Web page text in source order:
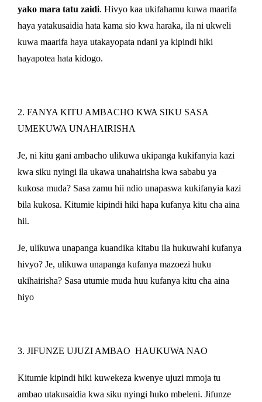
yako mara tatu zaidi. Hivyo kaa ukifahamu kuwa maarifa
haya yatakusaidia hata kama sio kwa haraka, ila ni ukweli
kuwa maarifa haya utakayopata ndani ya kipindi hiki
hayapotea hata kidogo.
2. FANYA KITU AMBACHO KWA SIKU SASA
UMEKUWA UNAHAIRISHA
Je, ni kitu gani ambacho ulikuwa ukipanga kukifanyia kazi
kwa siku nyingi ila ukawa unahairisha kwa sababu ya
kukosa muda? Sasa zamu hii ndio unapaswa kukifanyia kazi
bila kukosa. Kitumie kipindi hiki hapa kufanya kitu cha aina
hii.
Je, ulikuwa unapanga kuandika kitabu ila hukuwahi kufanya
hivyo? Je, ulikuwa unapanga kufanya mazoezi huku
ukihairisha? Sasa utumie muda huu kufanya kitu cha aina
hiyo
3. JIFUNZE UJUZI AMBAO HAUKUWA NAO
Kitumie kipindi hiki kuwekeza kwenye ujuzi mmoja tu
ambao utakusaidia kwa siku nyingi huko mbeleni. Jifunze